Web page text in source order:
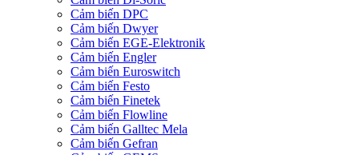
Cảm biến DPC
Cảm biến Dwyer
Cảm biến EGE-Elektronik
Cảm biến Engler
Cảm biến Euroswitch
Cảm biến Festo
Cảm biến Finetek
Cảm biến Flowline
Cảm biến Galltec Mela
Cảm biến Gefran